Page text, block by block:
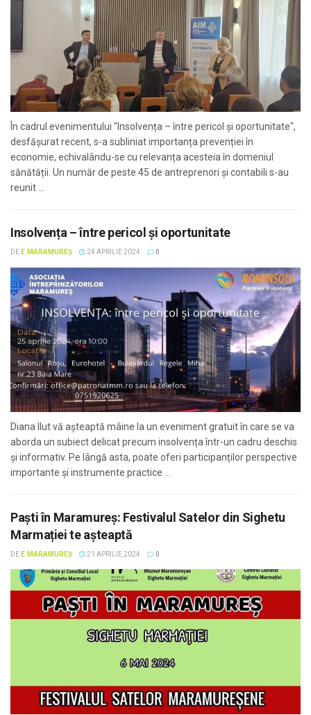
În cadrul evenimentului "Insolvența – între pericol și oportunitate",
desfășurat recent, s-a subliniat importanța prevenției în
economie, echivalându-se cu relevanța acesteia în domeniul
sănătății. Un număr de peste 45 de antreprenori și contabili s-au
reunit ...
Insolvența – între pericol și oportunitate
DE E.MARAMUREȘ 24 APRILIE 2024 0
Diana Ilut vă așteaptă mâine la un eveniment gratuit în care se va
aborda un subiect delicat precum insolvența într-un cadru deschis
și informativ. Pe lângă asta, poate oferi participanților perspective
importante și instrumente practice ...
Paști în Maramureș: Festivalul Satelor din Sighetu
Marmației te așteaptă
DE E.MARAMUREȘ 21 APRILIE 2024 0